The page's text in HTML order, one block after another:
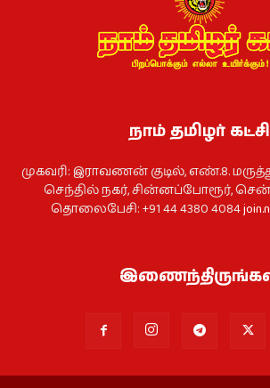
நாம் தமிழர் கட்சி
முகவரி: இராவணன் குடில், எண்.8.
செந்தில் நகர், சின்னப்போரூர்,
தொலைபேசி: +91 44 4380 4084